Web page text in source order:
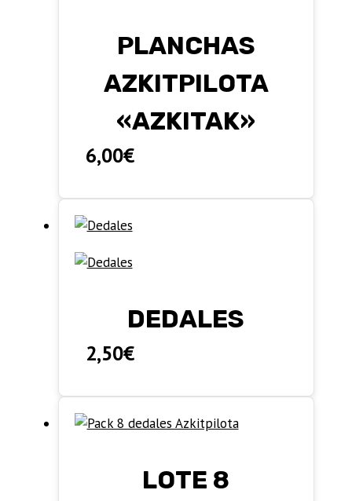
hasta
14,50€
PLANCHAS
AZKITPILOTA
«AZKITAK»
6,00€
DEDALES
2,50€
LOTE 8